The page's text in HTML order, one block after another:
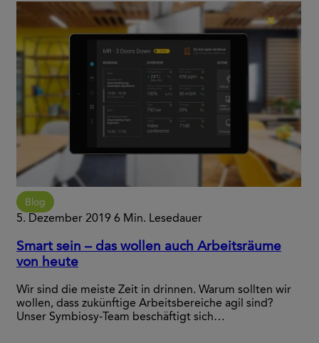
Blog
5. Dezember 2019 6 Min. Lesedauer
Smart sein – das wollen auch Arbeitsräume
von heute
Wir sind die meiste Zeit in drinnen. Warum sollten wir
wollen, dass zukünftige Arbeitsbereiche agil sind?
Unser Symbiosy-Team beschäftigt sich…